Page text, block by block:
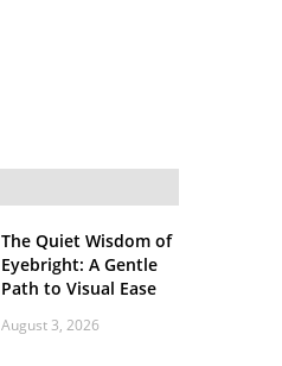
The Quiet Wisdom of
Eyebright: A Gentle
Path to Visual Ease
August 3, 2026